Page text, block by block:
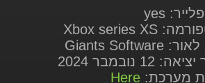
12 נובמבר 2024
מערכת: Here
במשחק
French, Italian, German,
Spain, Czech, Danish, Dutch,